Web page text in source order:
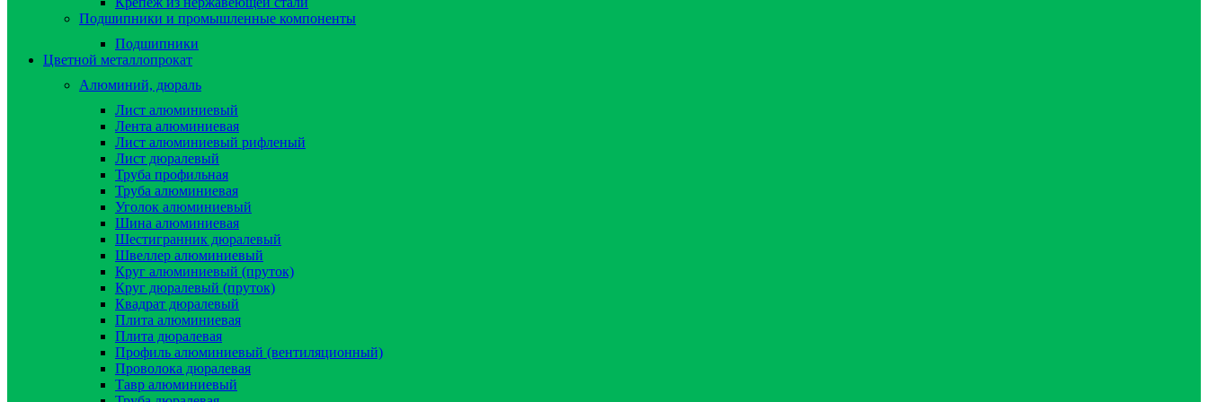
Подшипники и промышленные компоненты
Подшипники
Цветной металлопрокат
Алюминий, дюраль
Лист алюминиевый
Лента алюминиевая
Лист алюминиевый рифленый
Лист дюралевый
Труба профильная
Труба алюминиевая
Уголок алюминиевый
Шина алюминиевая
Шестигранник дюралевый
Швеллер алюминиевый
Круг алюминиевый (пруток)
Круг дюралевый (пруток)
Квадрат дюралевый
Плита алюминиевая
Плита дюралевая
Профиль алюминиевый (вентиляционный)
Проволока дюралевая
Тавр алюминиевый